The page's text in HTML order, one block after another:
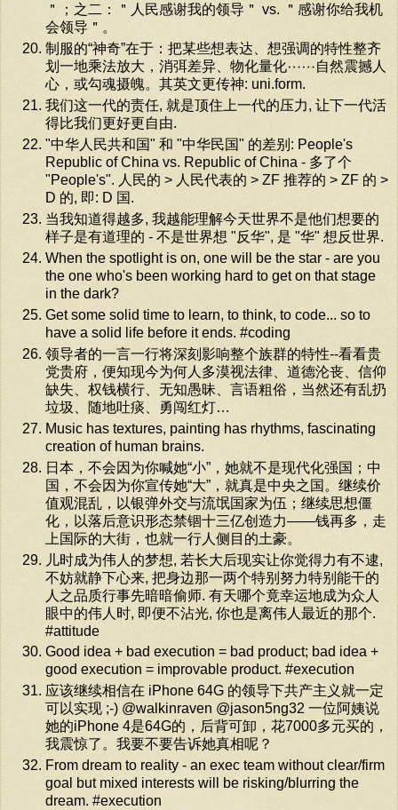
＂；之二：＂人民感谢我的领导＂ vs. ＂感谢你给我机
会领导＂。
制服的“神奇”在于：把某些想表达、想强调的特性整齐
划一地乘法放大，消弭差异、物化量化⋯⋯自然震撼人
心，或勾魂摄魄。其英文更传神: uni.form.
我们这一代的责任, 就是顶住上一代的压力, 让下一代活
得比我们更好更自由.
"中华人民共和国" 和 "中华民国" 的差别: People's
Republic of China vs. Republic of China - 多了个
"People's". 人民的 > 人民代表的 > ZF 推荐的 > ZF 的 >
D 的, 即: D 国.
当我知道得越多, 我越能理解今天世界不是他们想要的
样子是有道理的 - 不是世界想 "反华", 是 "华" 想反世界.
When the spotlight is on, one will be the star - are you
the one who's been working hard to get on that stage
in the dark?
Get some solid time to learn, to think, to code... so to
have a solid life before it ends. #coding
领导者的一言一行将深刻影响整个族群的特性--看看贵
党贵府，便知现今为何人多漠视法律、道德沦丧、信仰
缺失、权钱横行、无知愚昧、言语粗俗，当然还有乱扔
垃圾、随地吐痰、勇闯红灯…
Music has textures, painting has rhythms, fascinating
creation of human brains.
日本，不会因为你喊她“小”，她就不是现代化强国；中
国，不会因为你宣传她“大”，就真是中央之国。继续价
值观混乱，以银弹外交与流氓国家为伍；继续思想僵
化，以落后意识形态禁锢十三亿创造力——钱再多，走
上国际的大街，也就一行人侧目的土豪。
儿时成为伟人的梦想, 若长大后现实让你觉得力有不逮,
不妨就静下心来, 把身边那一两个特别努力特别能干的
人之品质行事先暗暗偷师. 有天哪个竟幸运地成为众人
眼中的伟人时, 即便不沾光, 你也是离伟人最近的那个.
#attitude
Good idea + bad execution = bad product; bad idea +
good execution = improvable product. #execution
应该继续相信在 iPhone 64G 的领导下共产主义就一定
可以实现 ;-) @walkinraven @jason5ng32 一位阿姨说
她的iPhone 4是64G的，后背可卸，花7000多元买的，
我震惊了。我要不要告诉她真相呢？
From dream to reality - an exec team without clear/firm
goal but mixed interests will be risking/blurring the
dream. #execution